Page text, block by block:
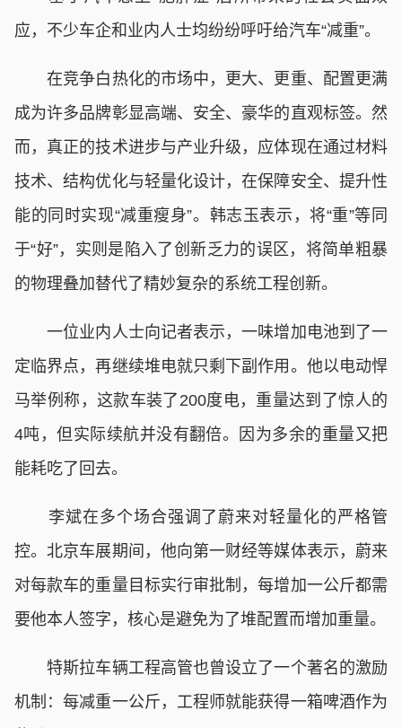
应，不少车企和业内人士均纷纷呼吁给汽车“减重”。
在竞争白热化的市场中，更大、更重、配置更满
成为许多品牌彰显高端、安全、豪华的直观标签。然
而，真正的技术进步与产业升级，应体现在通过材料
技术、结构优化与轻量化设计，在保障安全、提升性
能的同时实现“减重瘦身”。韩志玉表示，将“重”等同
于“好”，实则是陷入了创新乏力的误区，将简单粗暴
的物理叠加替代了精妙复杂的系统工程创新。
一位业内人士向记者表示，一味增加电池到了一
定临界点，再继续堆电就只剩下副作用。他以电动悍
马举例称，这款车装了200度电，重量达到了惊人的
4吨，但实际续航并没有翻倍。因为多余的重量又把
能耗吃了回去。
李斌在多个场合强调了蔚来对轻量化的严格管
控。北京车展期间，他向第一财经等媒体表示，蔚来
对每款车的重量目标实行审批制，每增加一公斤都需
要他本人签字，核心是避免为了堆配置而增加重量。
特斯拉车辆工程高管也曾设立了一个著名的激励
机制：每减重一公斤，工程师就能获得一箱啤酒作为